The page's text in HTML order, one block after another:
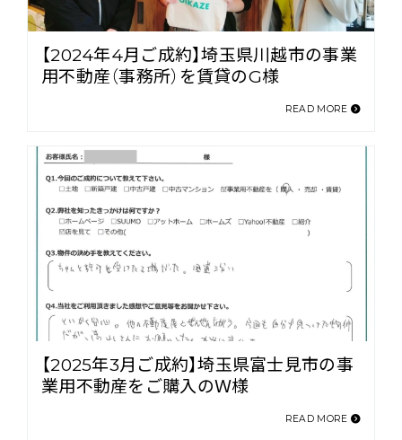
【2024年4月ご成約】埼玉県川越市の事業
用不動産（事務所）を賃貸のG様
READ MORE
【2025年3月ご成約】埼玉県富士見市の事
業用不動産をご購入のＷ様
READ MORE